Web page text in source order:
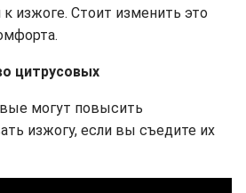
изжоге. Стоит изменить это
цитрусовых
могут повысить
изжогу, если вы съедите их